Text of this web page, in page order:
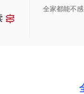
全家都能不